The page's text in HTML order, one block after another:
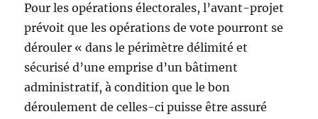
Pour les opérations électorales, l’avant-projet
prévoit que les opérations de vote pourront se
dérouler « dans le périmètre délimité et
sécurisé d’une emprise d’un bâtiment
administratif, à condition que le bon
déroulement de celles-ci puisse être assuré